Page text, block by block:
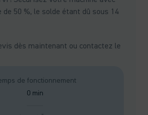
de 50 %, le solde étant dû sous 14
dès maintenant ou contactez le
de fonctionnement
0 min